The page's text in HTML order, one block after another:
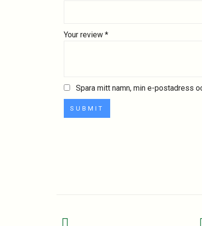
Your review *
Spara mitt namn, min e-postadress